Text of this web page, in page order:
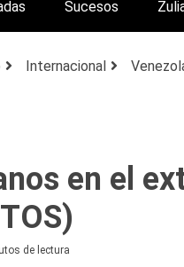
Sucesos
Internacional
en el
de lectura